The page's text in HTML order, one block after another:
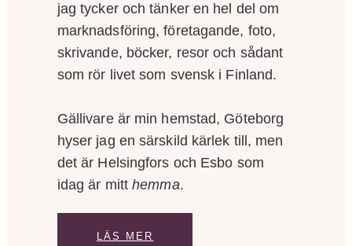
jag tycker och tänker en hel del om
marknadsföring, företagande, foto,
skrivande, böcker, resor och sådant
som rör livet som svensk i Finland.
Gällivare är min hemstad, Göteborg
hyser jag en särskild kärlek till, men
det är Helsingfors och Esbo som
idag är mitthemma.
LÄS MER